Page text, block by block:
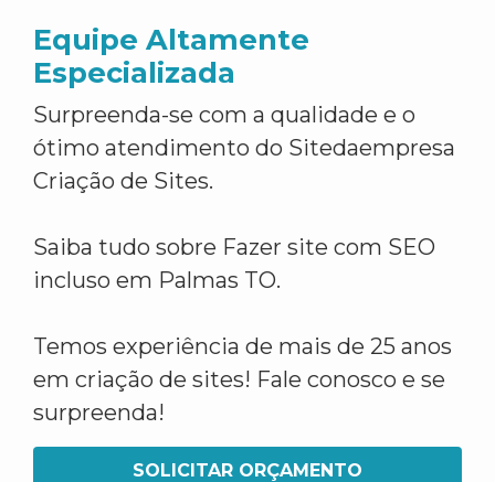
Equipe Altamente
Especializada
Surpreenda-se com a qualidade e o
ótimo atendimento do Sitedaempresa
Criação de Sites.
Saiba tudo sobre Fazer site com SEO
incluso em Palmas TO.
Temos experiência de mais de 25 anos
em criação de sites! Fale conosco e se
surpreenda!
SOLICITAR ORÇAMENTO